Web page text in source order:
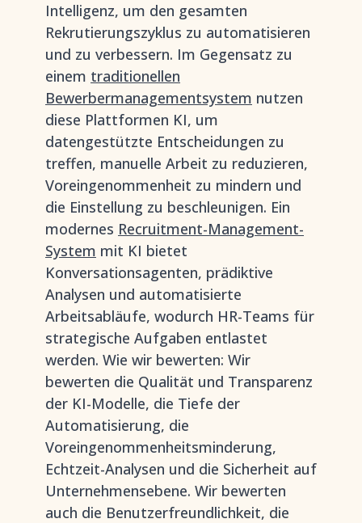
Intelligenz, um den gesamten
Rekrutierungszyklus zu automatisieren
und zu verbessern. Im Gegensatz zu
einem traditionellen
Bewerbermanagementsystem nutzen
diese Plattformen KI, um
datengestützte Entscheidungen zu
treffen, manuelle Arbeit zu reduzieren,
Voreingenommenheit zu mindern und
die Einstellung zu beschleunigen. Ein
modernes Recruitment-Management-
System mit KI bietet
Konversationsagenten, prädiktive
Analysen und automatisierte
Arbeitsabläufe, wodurch HR-Teams für
strategische Aufgaben entlastet
werden. Wie wir bewerten: Wir
bewerten die Qualität und Transparenz
der KI-Modelle, die Tiefe der
Automatisierung, die
Voreingenommenheitsminderung,
Echtzeit-Analysen und die Sicherheit auf
Unternehmensebene. Wir bewerten
auch die Benutzerfreundlichkeit, die